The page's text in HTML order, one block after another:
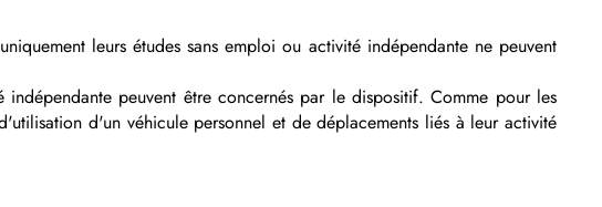
leurs études sans emploi ou activité indépendante ne peuvent
peuvent être concernés par le dispositif. Comme pour les
d'un véhicule personnel et de déplacements liés à leur activité